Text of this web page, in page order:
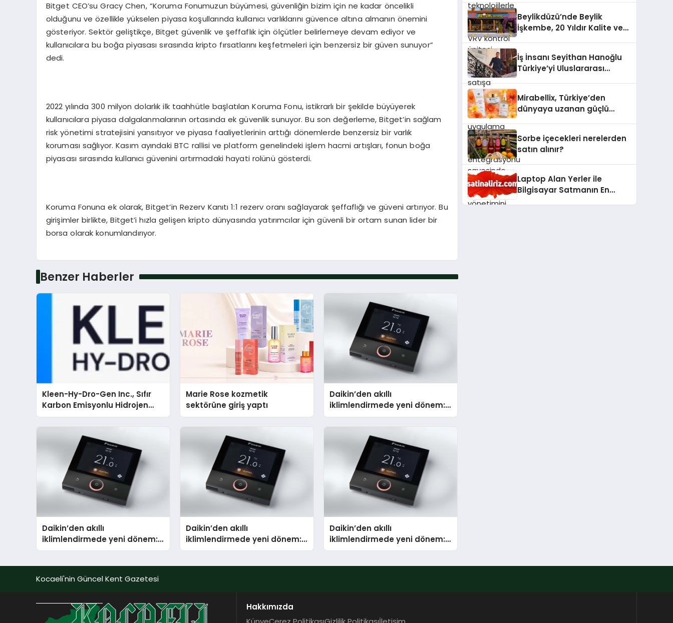
Bitget CEO’su Gracy Chen, “Koruma Fonumuzun büyümesi, güvenliğin bizim için ne kadar öncelikli
olduğunu ve özellikle yükselen piyasa koşullarında kullanıcı varlıklarını güvence altına almanın önemini
gösteriyor. Sektör geliştikçe, Bitget güvenlik ve şeffaflık için ölçütler belirlemeye devam ediyor ve
kullanıcılara bu boğa piyasası sırasında kripto fırsatlarını keşfetmeleri için benzersiz bir güven sunuyor”
dedi.
2022 yılında 300 milyon dolarlık ilk taahhütle başlatılan Koruma Fonu, istikrarlı bir şekilde büyüyerek
kullanıcılara piyasa dalgalanmalarının ortasında ek güvenlik sunuyor. Bu son değerleme, Bitget’in sağlam
risk yönetimi stratejisini yansıtıyor ve piyasa faaliyetlerinin arttığı dönemlerde benzersiz bir varlık
koruması sağlıyor. Kasım ayındaki BTC rallisi ve platform genelindeki işlem hacmi artışları, fonun boğa
piyasası sırasında kullanıcı güvenini artırmadaki hayati rolünü gösterdi.
Koruma Fonuna ek olarak, Bitget’in Rezerv Kanıtı 1:1 rezerv oranı sağlayarak şeffaflığı ve güveni artırıyor. Bu
girişimler birlikte, Bitget’i hızla gelişen kripto dünyasında yatırımcılar için güvenli bir ortam sunan lider bir
borsa olarak konumlandırıyor.
Benzer Haberler
Kleen-Hy-Dro-Gen Inc., Sıfır
Karbon Emisyonlu Hidrojen
Isıtma Teknolojisinde ISO ve
Marie Rose kozmetik
sektörüne giriş yaptı
Daikin’den akıllı
iklimlendirmede yeni dönem:
Madoka Plus Türkiye’de
Daikin’den akıllı
iklimlendirmede yeni dönem:
Madoka Plus Türkiye’de
Daikin’den akıllı
iklimlendirmede yeni dönem:
Madoka Plus Türkiye’de
Daikin’den akıllı
iklimlendirmede yeni dönem:
Madoka Plus Türkiye’de
daha kolay, konforlu ve
verimli hale getiriyor. Enerji
verimliliğini artırırken
modern yaşam alanlarında
teknolojiyi estetik ile bulu
Holding Industrial City”
Projesini Hayata Geçirecek
Beylikdüzü’nde Beylik
İşkembe, 20 Yıldır Kalite ve
İş İnsanı Seyithan Hanoğlu
Türkiye’yi Uluslararası
Mirabellix, Türkiye’den
dünyaya uzanan güçlü
Sorbe içecekleri nerelerden
satın alınır?
Laptop Alan Yerler ile
Bilgisayar Satmanın En
Kocaeli'nin Güncel Kent Gazetesi
Hakkımızda